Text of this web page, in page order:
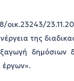
της
δημόσιων